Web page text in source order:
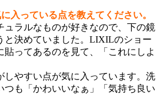
入っている点を教えてください。
ュラルなものが好きなので、下の鏡
と決めていました。LIXILのショー
貼ってあるのを見て、「これにしよ
しやすい点が気に入っています。洗
つも「かわいいなぁ」「気持ち良い